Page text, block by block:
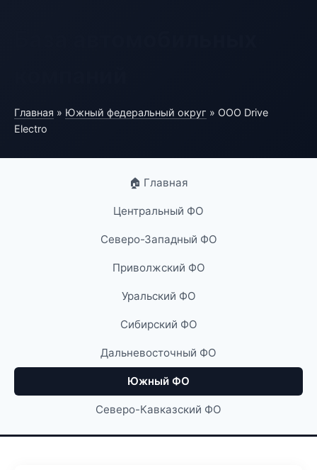
Главная » Южный федеральный округ » ООО Drive
Electro
🏠 Главная
Центральный ФО
Северо-Западный ФО
Приволжский ФО
Уральский ФО
Сибирский ФО
Дальневосточный ФО
Южный ФО
Северо-Кавказский ФО